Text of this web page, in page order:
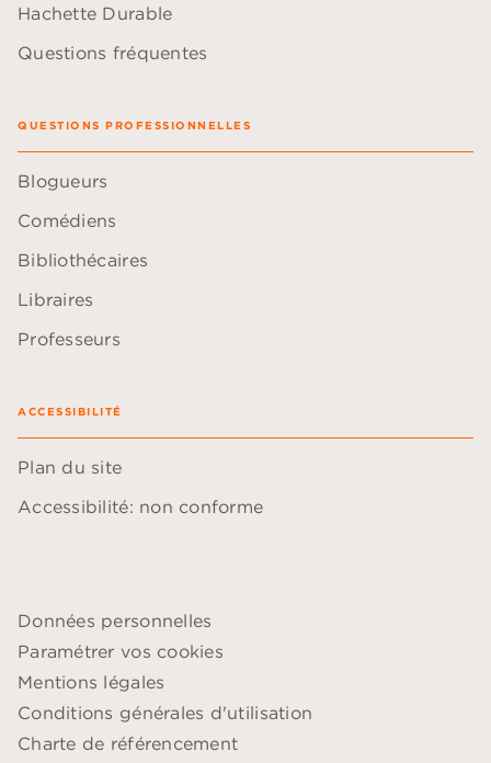
Hachette Durable
Questions fréquentes
QUESTIONS PROFESSIONNELLES
Blogueurs
Comédiens
Bibliothécaires
Libraires
Professeurs
ACCESSIBILITÉ
Plan du site
Accessibilité: non conforme
Données personnelles
Paramétrer vos cookies
Mentions légales
Conditions générales d'utilisation
Charte de référencement